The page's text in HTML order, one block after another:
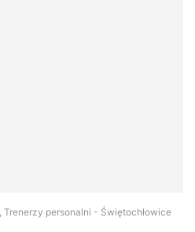
Trenerzy personalni - Świętochłowice